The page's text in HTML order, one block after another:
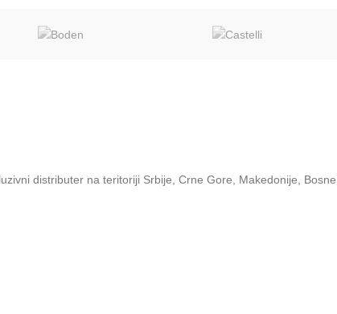
distributer na teritoriji Srbije, Crne Gore, Makedonije, Bosne